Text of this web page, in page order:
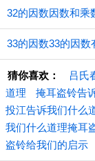
32的因数因数和乘
33的因数33的因数
猜你喜欢：
吕氏
道理
掩耳盗铃告
投江告诉我们什么
我们什么道理掩耳
盗铃给我们的启示